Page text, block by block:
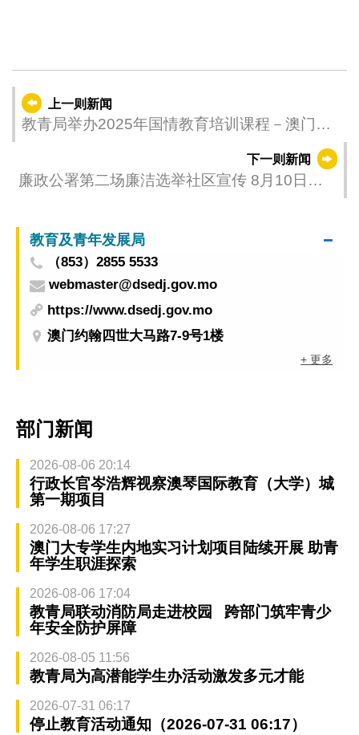
上一则新闻
教青局举办2025年国情教育培训课程－澳门区
下一则新闻
廉政公署第二场廉洁选举社区宣传 8月10日佑
教育及青年发展局
（853）2855 5533
webmaster@dsedj.gov.mo
https://www.dsedj.gov.mo
澳门约翰四世大马路7-9号1楼
+ 更多
部门新闻
2026-08-06 20:14
行政长官岑浩辉视察澳琴国际教育（大学）城
第一期项目
2026-08-06 17:27
澳门大专学生内地实习计划项目陆续开展 助青
年学生职涯探索
2026-08-06 17:04
教青局联动消防局走进校园 跨部门筑牢青少
年安全防护屏障
2026-08-05 11:56
教青局为高潜能学生办活动激发多元才能
2026-07-31 06:17
停止教育活动通知（2026-07-31 06:17）